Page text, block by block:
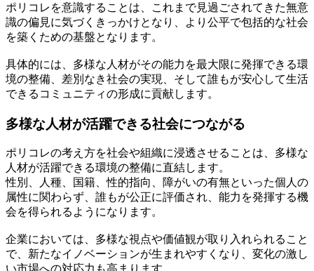
ポリコレを意識することは、これまで見過ごされてきた無意
識の偏見に気づくきっかけとなり、より公平で包括的な社会
を築くための基盤となります。
具体的には、多様な人材がその能力を最大限に発揮できる環
境の整備、差別なき社会の実現、そして誰もが安心して生活
できるコミュニティの形成に貢献します。
多様な人材が活躍できる社会につながる
ポリコレの考え方を社会や組織に浸透させることは、多様な
人材が活躍できる環境の整備に直結します。
性別、人種、国籍、性的指向、障がいの有無といった個人の
属性に関わらず、誰もが公正に評価され、能力を発揮する機
会を得られるようになります。
企業においては、多様な視点や価値観が取り入れられること
で、新たなイノベーションが生まれやすくなり、変化の激し